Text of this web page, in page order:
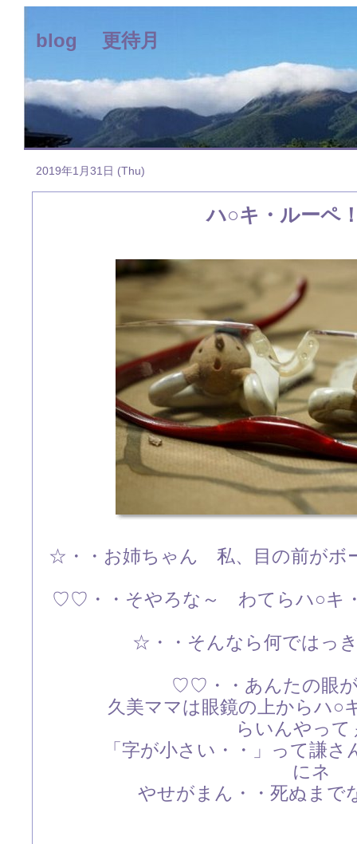
blog 更待月
2019年1月31日 (Thu)
ハ○キ・ルーペ
☆・・お姉ちゃん 私、目の前がボ
♡♡・・そやろな～ わてらハ○キ
☆・・そんなら何ではっ
♡♡・・あんたの眼
久美ママは眼鏡の上からハ○キ
らいんやって
「字が小さい・・」って謙さん
にネ
やせがまん・・死ぬまでな